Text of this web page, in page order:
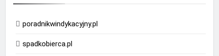
poradnikwindykacyjny.pl
spadkobierca.pl